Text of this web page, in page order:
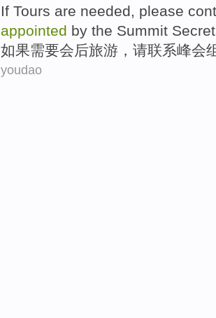
If Tours are needed, please
appointed by the Summit
如果需要会后旅游 ， 请联系峰会
youdao